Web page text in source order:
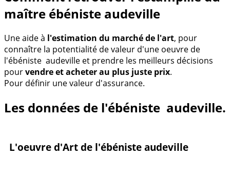
maître ébéniste audeville
Une aide à l'estimation du marché de l'art, pour
connaître la potentialité de valeur d'une oeuvre de
l'ébéniste audeville et prendre les meilleurs décisions
pourvendre et acheter au plus juste prix.
Pour définir une valeur d'assurance.
Les données de l'ébéniste audeville.
L'oeuvre d'Art de l'ébéniste audeville